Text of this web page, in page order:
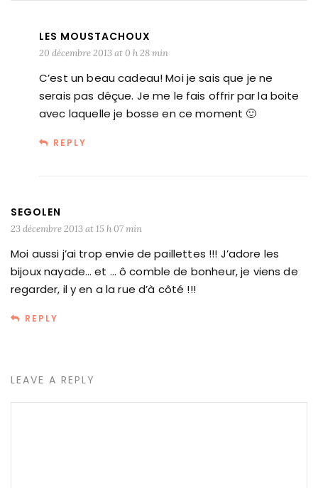
LES MOUSTACHOUX
20 décembre 2013 at 0 h 28 min
C’est un beau cadeau! Moi je sais que je ne
serais pas déçue. Je me le fais offrir par la boite
avec laquelle je bosse en ce moment 🙂
REPLY
SEGOLEN
23 décembre 2013 at 15 h 07 min
Moi aussi j’ai trop envie de paillettes !!! J’adore les
bijoux nayade… et … ô comble de bonheur, je viens de
regarder, il y en a la rue d’à côté !!!
REPLY
LEAVE A REPLY